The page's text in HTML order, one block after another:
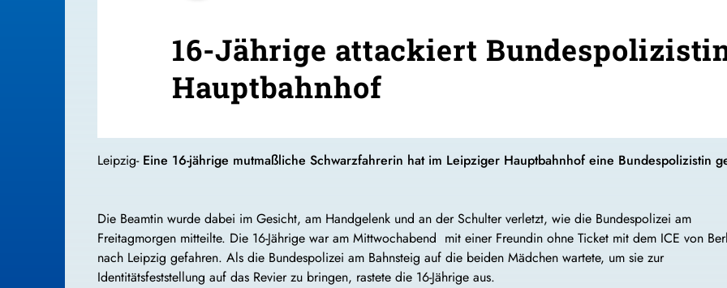
16-Jährige attackiert
Hauptbahnhof
Leipzig- Eine 16-jährige mutmaßliche Schwarzfahrerin hat im Leipziger Hauptbahnhof eine Bundespolizistin
Die Beamtin wurde dabei im Gesicht, am Handgelenk und an der Schulter verletzt, wie die Bundespolizei am
Freitagmorgen mitteilte. Die 16-Jährige war am Mittwochabend mit einer Freundin ohne Ticket mit dem ICE von
nach Leipzig gefahren. Als die Bundespolizei am Bahnsteig auf die beiden Mädchen wartete, um sie zur
Identitätsfeststellung auf das Revier zu bringen, rastete die 16-Jährige aus.